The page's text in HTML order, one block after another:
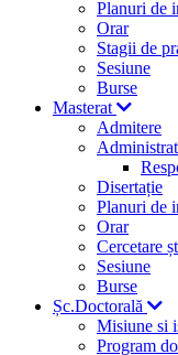
Planuri de
Orar
Stagii de
Sesiune
Burse
Masterat
Admitere
Disertație
Planuri de
Orar
Cercetare
Sesiune
Burse
Șc.Doctorală
Misiune si
Program